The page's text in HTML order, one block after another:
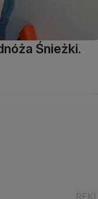
Śnieżki.